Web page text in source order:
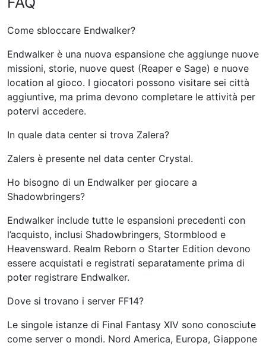
Come sbloccare Endwalker?
Endwalker è una nuova espansione che aggiunge nuove
missioni, storie, nuove quest (Reaper e Sage) e nuove
location al gioco. I giocatori possono visitare sei città
aggiuntive, ma prima devono completare le attività per
potervi accedere.
In quale data center si trova Zalera?
Zalers è presente nel data center Crystal.
Ho bisogno di un Endwalker per giocare a
Shadowbringers?
Endwalker include tutte le espansioni precedenti con
l’acquisto, inclusi Shadowbringers, Stormblood e
Heavensward. Realm Reborn o Starter Edition devono
essere acquistati e registrati separatamente prima di
poter registrare Endwalker.
Dove si trovano i server FF14?
Le singole istanze di Final Fantasy XIV sono conosciute
come server o mondi. Nord America, Europa, Giappone